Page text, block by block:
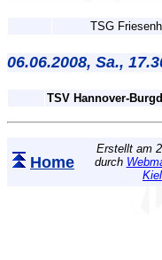
TSG
06.06.2008, Sa.,
TSV Hannover-
Home
Erstellt am
durch
Kiel